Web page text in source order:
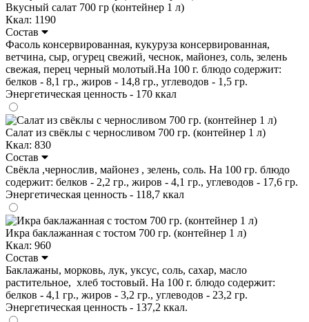
Вкусный салат 700 гр (контейнер 1 л)
Ккал: 1190
Состав
Фасоль консервированная, кукуруза консервированная,
ветчина, сыр, огурец свежий, чеснок, майонез, соль, зелень
свежая, перец черный молотый.На 100 г. блюдо содержит:
белков - 8,1 гр., жиров - 14,8 гр., углеводов - 1,5 гр.
Энергетическая ценность - 170 ккал
Салат из свёклы с черносливом 700 гр. (контейнер 1 л)
Ккал: 830
Состав
Свёкла ,чернослив, майонез , зелень, соль. На 100 гр. блюдо
содержит: белков - 2,2 гр., жиров - 4,1 гр., углеводов - 17,6 гр.
Энергетическая ценность - 118,7 ккал
Икра баклажанная с тостом 700 гр. (контейнер 1 л)
Ккал: 960
Состав
Баклажаны, морковь, лук, уксус, соль, сахар, масло
растительное, хлеб тостовый. На 100 г. блюдо содержит:
белков - 4,1 гр., жиров - 3,2 гр., углеводов - 23,2 гр.
Энергетическая ценность - 137,2 ккал.